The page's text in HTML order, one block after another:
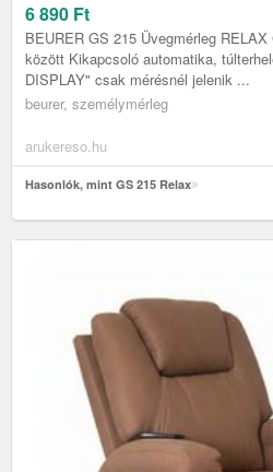
6 890 Ft
BEURER GS 215 Üvegmérleg
között Kikapcsoló automatika,
DISPLAY" csak mérésnél jelenik ...
beurer, személymérleg
arukereso.hu
Hasonlók, mint GS 215 Relax